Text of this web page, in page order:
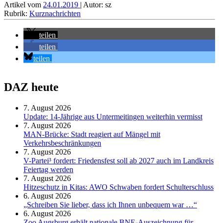
Artikel vom 24.01.2019 | Autor: sz
Rubrik: Kurznachrichten
teilen
teilen
teilen
DAZ heute
7. August 2026
Update: 14-Jährige aus Untermeitingen weiterhin vermisst
7. August 2026
MAN-Brücke: Stadt reagiert auf Mängel mit
Verkehrsbeschränkungen
7. August 2026
V-Partei­³ fordert: Friedens­fest soll ab 2027 auch im Land­kreis
Feier­tag werden
7. August 2026
Hitzeschutz in Kitas: AWO Schwaben fordert Schulterschluss
6. August 2026
„Schreiben Sie lieber, dass ich Ihnen unbequem war …“
6. August 2026